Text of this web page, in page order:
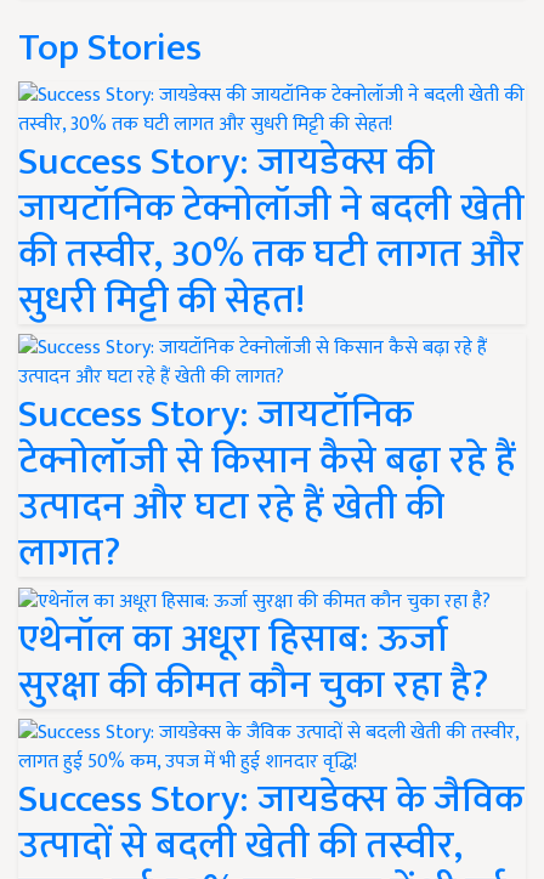
Top Stories
Success Story: जायडेक्स की
जायटॉनिक टेक्नोलॉजी ने बदली खेती
की तस्वीर, 30% तक घटी लागत और
सुधरी मिट्टी की सेहत!
Success Story: जायटॉनिक
टेक्नोलॉजी से किसान कैसे बढ़ा रहे हैं
उत्पादन और घटा रहे हैं खेती की
लागत?
एथेनॉल का अधूरा हिसाब: ऊर्जा
सुरक्षा की कीमत कौन चुका रहा है?
Success Story: जायडेक्स के जैविक
उत्पादों से बदली खेती की तस्वीर,